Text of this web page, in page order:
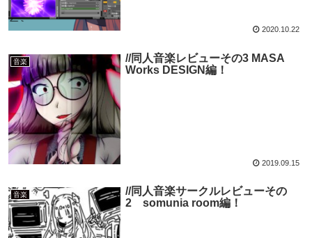
2020.10.22
音楽
//同人音楽レビューその3 MASA
Works DESIGN編！
2019.09.15
音楽
//同人音楽サークルレビューその
2 somunia room編！